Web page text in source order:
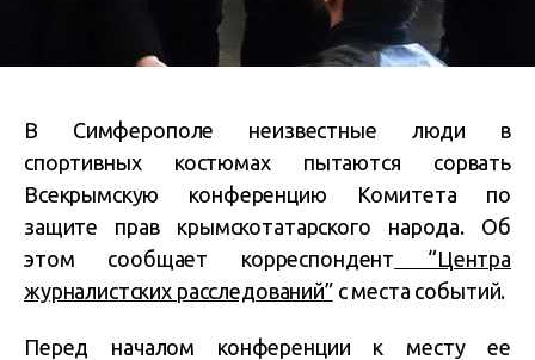
В Симферополе неизвестные люди в
спортивных костюмах пытаются сорвать
Всекрымскую конференцию Комитета по
защите прав крымскотатарского народа. Об
этом сообщает корреспондент “Центра
журналистских расследований”с места событий.
Перед началом конференции к месту ее